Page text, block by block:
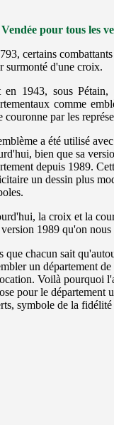
pour tous les
certains
surmonté d'une croix.
en 1943, sous
comme
couronne par les
a été utilisé
bien que sa
depuis 1989.
un dessin plus
la croix et la
1989 qu'on nous
que chacun sait
un département
Voilà pourquoi
pour le département
symbole de la